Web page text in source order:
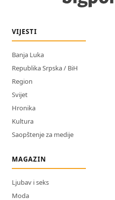
VIJESTI
Banja Luka
Republika Srpska / BiH
Region
Svijet
Hronika
Kultura
Saopštenje za medije
MAGAZIN
Ljubav i seks
Moda